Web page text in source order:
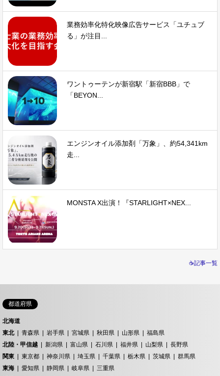
業務効率化特化映像広告サービス「ユチュブ
る」が注目...
ワントゥーテンが新宿駅「新宿BBB」で
「BEYON...
エンジンオイル添加剤「万象」、約54,341km
走...
MONSTA X出演！『STARLIGHT×NEX...
☕記事一覧
都道府県
北海道
東北
青森県 岩手県 宮城県 秋田県 山形県
福島県
北陸・甲信越
新潟県 富山県 石川県 福井県 山梨県
長野県
関東
東京都 神奈川県 埼玉県 千葉県 栃木県 茨城県
群馬県
東海
愛知県 静岡県 岐阜県
三重県